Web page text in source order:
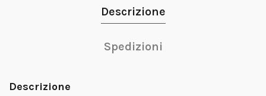
Descrizione
Spedizioni
Descrizione